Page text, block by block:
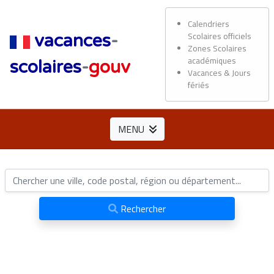
vacances-
scolaires-gouv
Calendriers
Scolaires officiels
Zones Scolaires
académiques
Vacances & Jours
fériés
MENU
Rechercher